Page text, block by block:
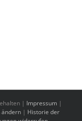
| Impressum |
ändern| Historie der